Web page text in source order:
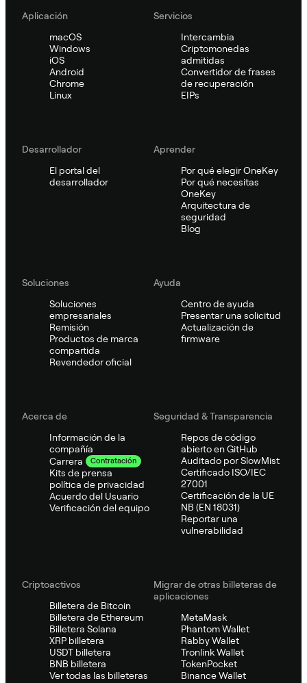
Aplicación
macOS
Windows
iOS
Android
Chrome
Linux
Servicios
Intercambia
Criptomonedas
admitidas
Convertidor de frases
de recuperación
EIPs
Desarrollador
El portal del
desarrollador
Aprender
Por qué elegir OneKey
Por qué necesitas
OneKey
Arquitectura de
seguridad
Blog
Soluciones
Soluciones
empresariales
Remisión
Productos de marca
compartida
Revendedor oficial
Ayuda
Centro de ayuda
Presentar una solicitud
Actualización de
firmware
Acerca de
Información de la
compañía
Carrera
Contratación
Kits de prensa
política de privacidad
Acuerdo del Usuario
Verificación del equipo
Seguridad & Transparencia
Repos de código
abierto en GitHub
Auditado por SlowMist
Certificado ISO/IEC
27001
Certificación de la UE
NB (EN 18031)
Reportar una
vulnerabilidad
Criptoactivos
Billetera de Bitcoin
Billetera de Ethereum
Billetera Solana
XRP billetera
USDT billetera
BNB billetera
Ver todas las billeteras
Migrar de otras billeteras de
aplicaciones
MetaMask
Phantom Wallet
Rabby Wallet
Tronlink Wallet
TokenPocket
Binance Wallet